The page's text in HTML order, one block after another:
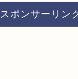
スポンサーリン